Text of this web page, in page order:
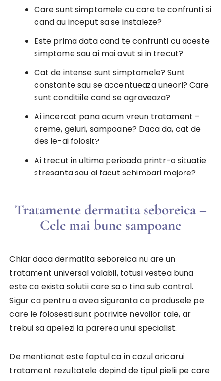
Care sunt simptomele cu care te confrunti si
cand au inceput sa se instaleze?
Este prima data cand te confrunti cu aceste
simptome sau ai mai avut si in trecut?
Cat de intense sunt simptomele? Sunt
constante sau se accentueaza uneori? Care
sunt conditiile cand se agraveaza?
Ai incercat pana acum vreun tratament –
creme, geluri, sampoane? Daca da, cat de
des le-ai folosit?
Ai trecut in ultima perioada printr-o situatie
stresanta sau ai facut schimbari majore?
Tratamente dermatita seboreica –
Cele mai bune sampoane
Chiar daca dermatita seboreica nu are un
tratament universal valabil, totusi vestea buna
este ca exista solutii care sa o tina sub control.
Sigur ca pentru a avea siguranta ca produsele pe
care le folosesti sunt potrivite nevoilor tale, ar
trebui sa apelezi la parerea unui specialist.
De mentionat este faptul ca in cazul oricarui
tratament rezultatele depind de tipul pielii pe care